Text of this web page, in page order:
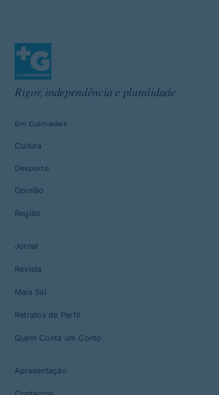
Rigor, independência e pluralidade
Em Guimarães
Cultura
Desporto
Opinião
Região
Jornal
Revista
Mais Sal
Retratos de Perfil
Quem Conta um Conto
Apresentação